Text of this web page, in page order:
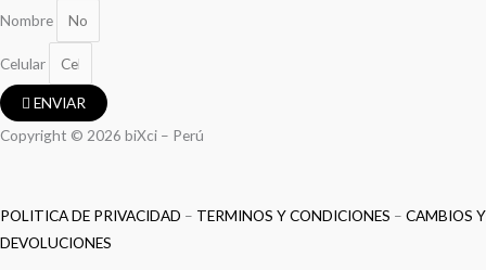
Nombre
Celular
ENVIAR
Copyright © 2026 biXci – Perú
POLITICA DE PRIVACIDAD – TERMINOS Y CONDICIONES – CAMBIOS Y
DEVOLUCIONES